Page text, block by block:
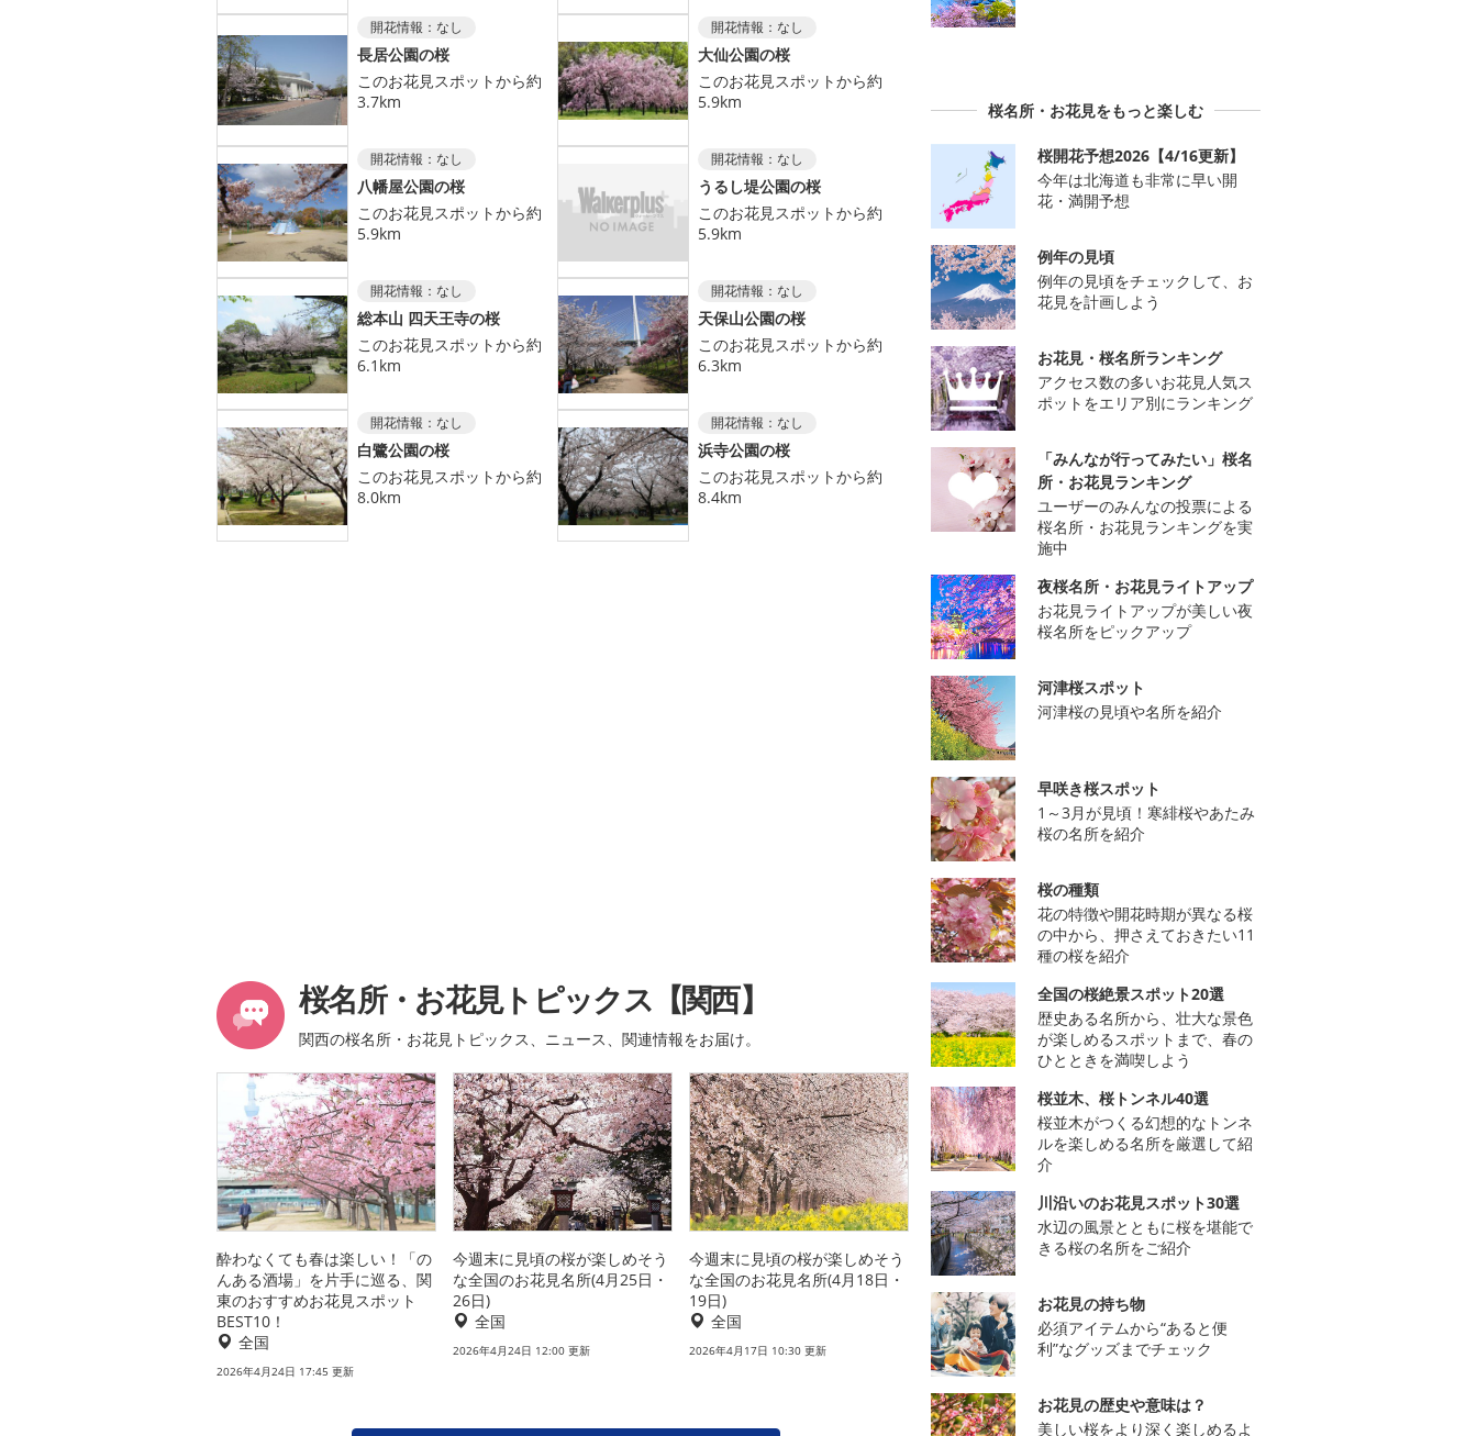
開花情報： なし
長居公園の桜
このお花見スポットから約
3.7km
開花情報： なし
大仙公園の桜
このお花見スポットから約
5.9km
開花情報： なし
八幡屋公園の桜
このお花見スポットから約
5.9km
開花情報： なし
うるし堤公園の桜
このお花見スポットから約
5.9km
開花情報： なし
総本山 四天王寺の桜
このお花見スポットから約
6.1km
開花情報： なし
天保山公園の桜
このお花見スポットから約
6.3km
開花情報： なし
白鷺公園の桜
このお花見スポットから約
8.0km
開花情報： なし
浜寺公園の桜
このお花見スポットから約
8.4km
桜名所・お花見トピックス【関西】
関西の桜名所・お花見トピックス、ニュース、関連情報をお届け。
酔わなくても春は楽しい！「の
んある酒場」を片手に巡る、関
東のおすすめお花見スポット
BEST10！
全国
2026年4月24日 17:45 更新
今週末に見頃の桜が楽しめそう
な全国のお花見名所(4月25日・
26日)
全国
2026年4月24日 12:00 更新
今週末に見頃の桜が楽しめそう
な全国のお花見名所(4月18日・
19日)
全国
2026年4月17日 10:30 更新
桜名所・お花見をもっと楽しむ
桜開花予想2026【4/16更新】
今年は北海道も非常に早い開
花・満開予想
例年の見頃
例年の見頃をチェックして、お
花見を計画しよう
お花見・桜名所ランキング
アクセス数の多いお花見人気ス
ポットをエリア別にランキング
「みんなが行ってみたい」桜名
所・お花見ランキング
ユーザーのみんなの投票による
桜名所・お花見ランキングを実
施中
夜桜名所・お花見ライトアップ
お花見ライトアップが美しい夜
桜名所をピックアップ
河津桜スポット
河津桜の見頃や名所を紹介
早咲き桜スポット
1～3月が見頃！寒緋桜やあたみ
桜の名所を紹介
桜の種類
花の特徴や開花時期が異なる桜
の中から、押さえておきたい11
種の桜を紹介
全国の桜絶景スポット20選
歴史ある名所から、壮大な景色
が楽しめるスポットまで、春の
ひとときを満喫しよう
桜並木、桜トンネル40選
桜並木がつくる幻想的なトンネ
ルを楽しめる名所を厳選して紹
介
川沿いのお花見スポット30選
水辺の風景とともに桜を堪能で
きる桜の名所をご紹介
お花見の持ち物
必須アイテムから“あると便
利”なグッズまでチェック
お花見の歴史や意味は？
美しい桜をより深く楽しめるよ